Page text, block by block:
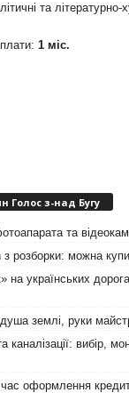
та літературно-
1 міс.
Голос з-над Бугу
та
розборки: можна
на українських
землі, руки
вибір,
оформлення